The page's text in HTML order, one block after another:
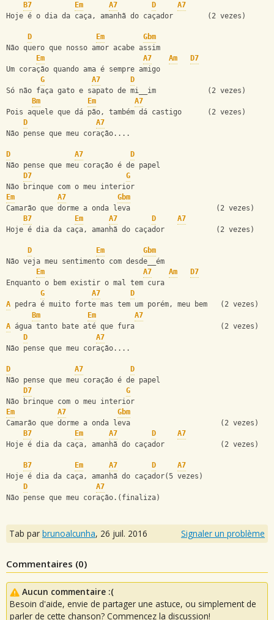
B7
Em A7 D
A7
Hoje é o dia da caça, amanhã do caçador        (2 vezes)
D Em
Gbm
Não quero que nosso amor acabe assim
Em
A7 Am
D7
Um coração quando ama é sempre amigo
G
A7
D
Só não faça gato e sapato de mi__im            (2 vezes)
Bm
Em
A7
Pois aquele que dá pão, também dá castigo      (2 vezes)
D
A7
Não pense que meu coração....
D A7
D
Não pense que meu coração é de papel
D7
G
Não brinque com o meu interior
Em
A7
Gbm
Camarão que dorme a onda leva                    (2 vezes)
B7
Em A7 D
A7
Hoje é dia da caça, amanhã do caçador            (2 vezes)
D Em
Gbm
Não veja meu sentimento com desde__ém
Em
A7 Am
D7
Enquanto o bem existir o mal tem cura
G
A7
D
A pedra é muito forte mas tem um porém, meu bem   (2 vezes)
Bm
Em
A7
A água tanto bate até que fura                    (2 vezes)
D
A7
Não pense que meu coração....
D A7
D
Não pense que meu coração é de papel
D7
G
Não brinque com o meu interior
Em
A7
Gbm
Camarão que dorme a onda leva                     (2 vezes)
B7
Em A7 D
A7
Hoje é dia da caça, amanhã do caçador             (2 vezes)
B7 Em A7 D
A7
Hoje é dia da caça, amanhã do caçador(5 vezes)
D
A7
Não pense que meu coração.(finaliza)
Tab par brunoalcunha, 26 juil. 2016 Signaler un problème
Commentaires (0)
Aucun commentaire :(
Besoin d'aide, envie de partager une astuce, ou simplement de
parler de cette chanson? Commencez la discussion!